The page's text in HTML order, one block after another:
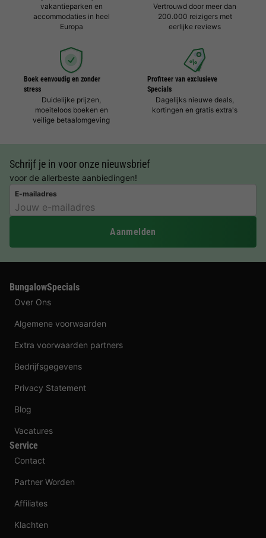
vakantieparken en
accommodaties in heel
Europa
Vertrouwd door meer dan
200.000 reizigers met
eerlijke reviews
Boek eenvoudig en zonder
stress
Duidelijke prijzen,
moeiteloos boeken en
veilige betaalomgeving
Profiteer van exclusieve
Specials
Dagelijks nieuwe deals,
kortingen en gratis extra's
Schrijf je in voor onze nieuwsbrief
voor de allerbeste aanbiedingen!
E-mailadres
Aanmelden
BungalowSpecials
Over Ons
Algemene voorwaarden
Extra voorwaarden partners
Bedrijfsgegevens
Privacy Statement
Blog
Vacatures
Service
Contact
Partner Worden
Affiliates
Klachten